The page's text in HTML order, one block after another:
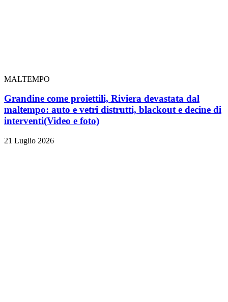
MALTEMPO
Grandine come proiettili, Riviera devastata dal
maltempo: auto e vetri distrutti, blackout e decine di
interventi(Video e foto)
21 Luglio 2026